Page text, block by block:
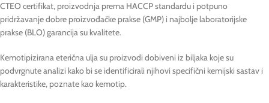
CTEO certifikat, proizvodnja prema HACCP standardu i potpuno
pridržavanje dobre proizvođačke prakse (GMP) i najbolje laboratorijske
prakse (BLO) garancija su kvalitete.
Kemotipizirana eterična ulja su proizvodi dobiveni iz biljaka koje su
podvrgnute analizi kako bi se identificirali njihovi specifični kemijski sastav i
karakteristike, poznate kao kemotip.